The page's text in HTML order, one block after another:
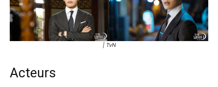
| TvN
Acteurs